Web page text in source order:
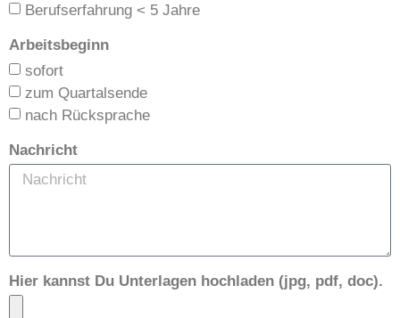
Berufserfahrung < 5 Jahre
Arbeitsbeginn
sofort
zum Quartalsende
nach Rücksprache
Nachricht
Hier kannst Du Unterlagen hochladen (jpg, pdf, doc).